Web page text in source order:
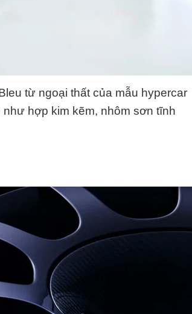
từ ngoại thất của mẫu hypercar
hợp kim kẽm, nhôm sơn tĩnh